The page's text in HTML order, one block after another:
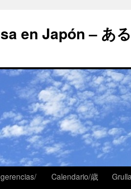
en Japón – あ
Calendario/歳